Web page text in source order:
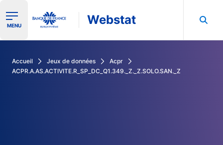
Ouvrir le menu de navigation
MENU Webstat
Accueil Jeux de données
Acpr
ACPR.A.AS.ACTIVITE.R_SP_DC_Q1.349._Z._Z.SOLO.SAN._Z